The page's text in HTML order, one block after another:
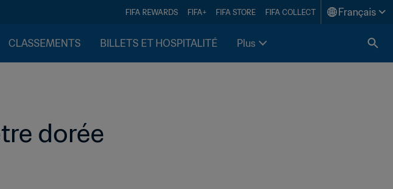
FIFA REWARDS FIFA+ FIFA STORE FIFA COLLECT Français
CLASSEMENTS BILLETS ET HOSPITALITÉ Plus
dorée